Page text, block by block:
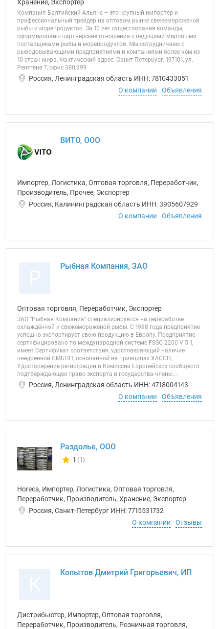
Хранение, Экспортер
Компания Балтийский Альянс – это крупный импортер и
профессиональный трейдер на оптовом рынке свежемороженой
рыбы и морепродуктов. За 10 лет существования команды,
сформированы партнерские отношения с ведущими мировыми
поставщиками рыбы и морепродуктов. Мы сотрудничаем с
рыбодобывающими предприятиями и компаниями более чем из
10 стран мира. Фактический адрес: Санкт-Петербург, 197101, ул.
Рентгена 7, офис 380,399
Россия, Ленинградская область ИНН: 7810433051
О компании
Объявления
ВИТО, ООО
Импортер, Логистика, Оптовая торговля, Переработчик,
Производитель, Прочее, Экспортер
Россия, Калининградская область ИНН: 3905607929
О компании
Объявления
Рыбная Компания, ЗАО
Оптовая торговля, Переработчик, Экспортер
ЗАО “Рыбная Компания” специализируется на переработке
охлаждённой и свежемороженой рыбы. С 1998 года предприятие
успешно экспортирует свою продукцию в Европу. Предприятие
сертифицировано по международной системе FSSC 2200 V 5.1,
имеет Сертификат соответствия, удостоверяющий наличие
внедренной СМБПП, основанной на принципах ХАССП,
Удостоверение регистрации в Комиссии Европейских сообществ
подтверждающее право экспорта в государства-члены...
Россия, Ленинградская область ИНН: 4718004143
О компании
Объявления
Раздолье, ООО
Количество отзывов у компании всего и сегодня
1 (1)
Horeca, Импортер, Логистика, Оптовая торговля,
Переработчик, Производитель, Хранение, Экспортер
Россия, Санкт-Петербург ИНН: 7715531732
О компании
Отзывы
Копытов Дмитрий Григорьевич, ИП
Дистрибьютер, Импортер, Оптовая торговля,
Переработчик, Производитель, Розничная торговля,